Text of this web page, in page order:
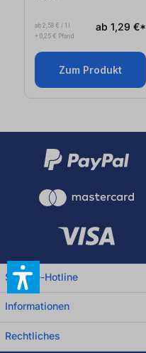
ab 2,58 € / 1 l
+ 0,25 € Pfand
ab 1,29 €*
Zum Produkt
Service-Hotline
Informationen
Rechtliches